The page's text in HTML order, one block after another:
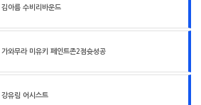
김아름 수비리바운드
가와무라 미유키 페인트존2점슛성공
강유림 어시스트